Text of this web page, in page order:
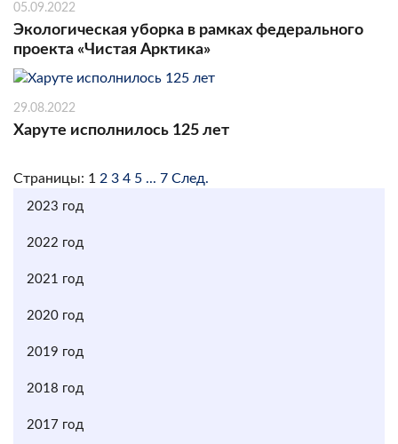
05.09.2022
Экологическая уборка в рамках федерального
проекта «Чистая Арктика»
29.08.2022
Харуте исполнилось 125 лет
Страницы: 1 2 3 4 5 ... 7 След.
2023 год
2022 год
2021 год
2020 год
2019 год
2018 год
2017 год